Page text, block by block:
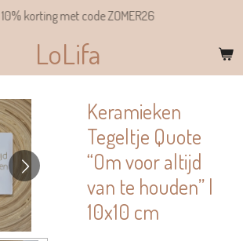
LoLifa
10% korting met code ZOMER26
Keramieken
Tegeltje Quote
“Om voor altijd
van te houden” |
10x10 cm